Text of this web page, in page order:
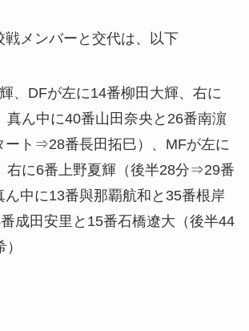
戦メンバーと交代は、以下
、DFが左に14番柳田大輝、右に
真ん中に40番山田奈央と26番南濵
ート⇒28番長田拓巳）、MFが左に
右に6番上野夏輝（後半28分⇒29番
ん中に13番與那覇航和と35番根岸
成田安里と15番石橋遼大（後半44